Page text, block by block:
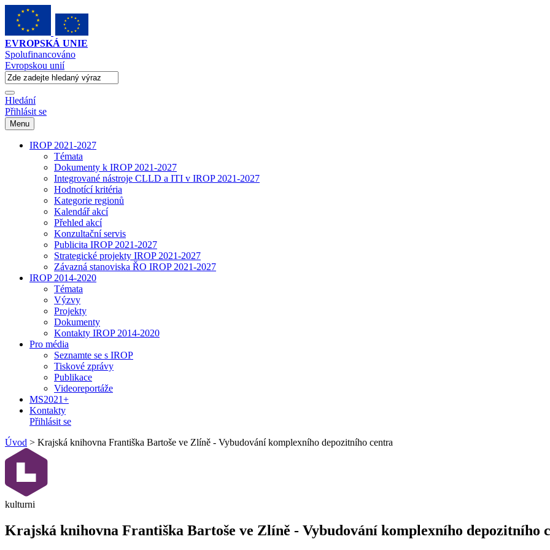
EVROPSKÁ UNIE
Spolufinancováno
Evropskou unií
Hledání
Přihlásit se
Menu
IROP 2021-2027
Témata
Dokumenty k IROP 2021-2027
Integrované nástroje CLLD a ITI v IROP 2021-2027
Hodnotící kritéria
Kategorie regionů
Kalendář akcí
Přehled akcí
Konzultační servis
Publicita IROP 2021-2027
Strategické projekty IROP 2021-2027
Závazná stanoviska ŘO IROP 2021-2027
IROP 2014-2020
Témata
Výzvy
Projekty
Dokumenty
Kontakty IROP 2014-2020
Pro média
Seznamte se s IROP
Tiskové zprávy
Publikace
Videoreportáže
MS2021+
Kontakty
Přihlásit se
Úvod > Krajská knihovna Františka Bartoše ve Zlíně - Vybudování komplexního depozitního centra
kulturni
Krajská knihovna Františka Bartoše ve Zlíně - Vybudování komplexního depozitního